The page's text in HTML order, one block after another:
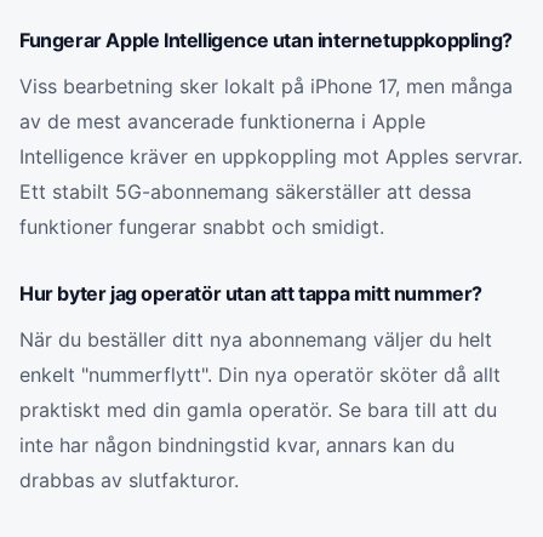
Fungerar Apple Intelligence utan internetuppkoppling?
Viss bearbetning sker lokalt på iPhone 17, men många
av de mest avancerade funktionerna i Apple
Intelligence kräver en uppkoppling mot Apples servrar.
Ett stabilt 5G-abonnemang säkerställer att dessa
funktioner fungerar snabbt och smidigt.
Hur byter jag operatör utan att tappa mitt nummer?
När du beställer ditt nya abonnemang väljer du helt
enkelt "nummerflytt". Din nya operatör sköter då allt
praktiskt med din gamla operatör. Se bara till att du
inte har någon bindningstid kvar, annars kan du
drabbas av slutfakturor.